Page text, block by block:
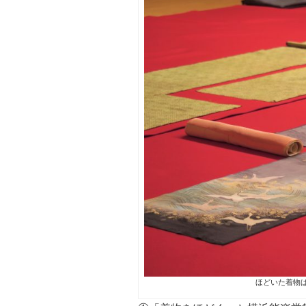
ほどいた着物